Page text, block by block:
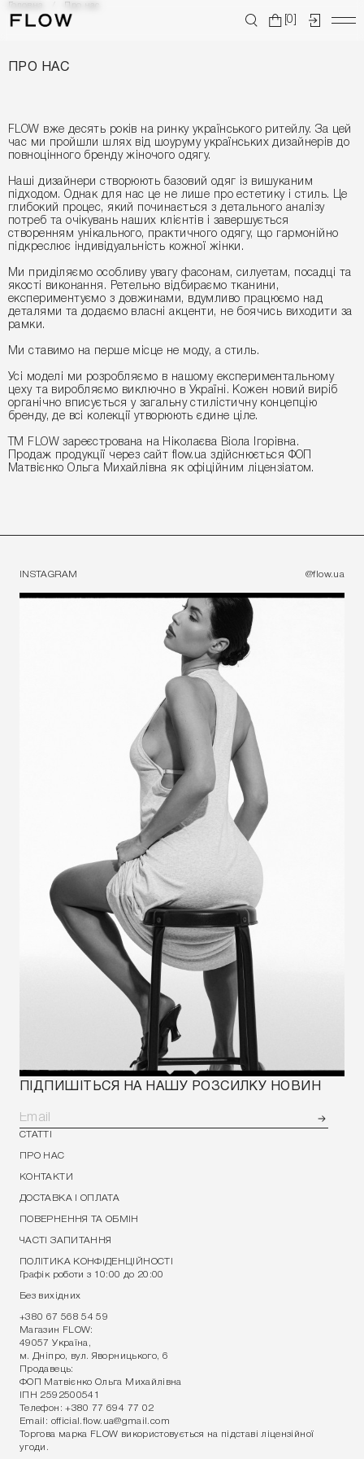
РЕЄСТРУЙТЕСЯ ТА ОТРИМАЙТЕ - 10% НА ПЕРШЕ
ЗАМОВЛЕННЯ
Промокод - FLOW10
ЗАРЕЄСТРУВАТИСЯ
[0]
Головна Про нас
ПРО НАС
FLOW вже десять років на ринку українського ритейлу. За цей
час ми пройшли шлях від шоуруму українських дизайнерів до
повноцінного бренду жіночого одягу.
Наші дизайнери створюють базовий одяг із вишуканим
підходом. Однак для нас це не лише про естетику і стиль. Це
глибокий процес, який починається з детального аналізу
потреб та очікувань наших клієнтів і завершується
створенням унікального, практичного одягу, що гармонійно
підкреслює індивідуальність кожної жінки.
Ми приділяємо особливу увагу фасонам, силуетам, посадці та
якості виконання. Ретельно відбираємо тканини,
експериментуємо з довжинами, вдумливо працюємо над
деталями та додаємо власні акценти, не боячись виходити за
рамки.
Ми ставимо на перше місце не моду, а стиль.
Усі моделі ми розробляємо в нашому експериментальному
цеху та виробляємо виключно в Україні. Кожен новий виріб
органічно вписується у загальну стилістичну концепцію
бренду, де всі колекції утворюють єдине ціле.
ТМ FLOW зареєстрована на Ніколаєва Віола Ігорівна.
Продаж продукції через сайт flow.ua здійснюється ФОП
Матвієнко Ольга Михайлівна як офіційним ліцензіатом.
ПІДПИШІТЬСЯ НА НАШУ РОЗСИЛКУ НОВИН
СТАТТІ
ПРО НАС
КОНТАКТИ
ДОСТАВКА І ОПЛАТА
ПОВЕРНЕННЯ ТА ОБМІН
ЧАСТІ ЗАПИТАННЯ
ПОЛІТИКА КОНФІДЕНЦІЙНОСТІ
Графік роботи з 10:00 до 20:00
Без вихідних
+380 67 568 54 59
Магазин FLOW:
49057 Україна,
м. Дніпро, вул. Яворницького, 6
Продавець:
ФОП Матвієнко Ольга Михайлівна
ІПН 2592500541
Телефон:+380 77 694 77 02
Email: official.flow.ua@gmail.com
Торгова марка FLOW використовується на підставі ліцензійної
угоди.
INSTAGRAM @flow.ua